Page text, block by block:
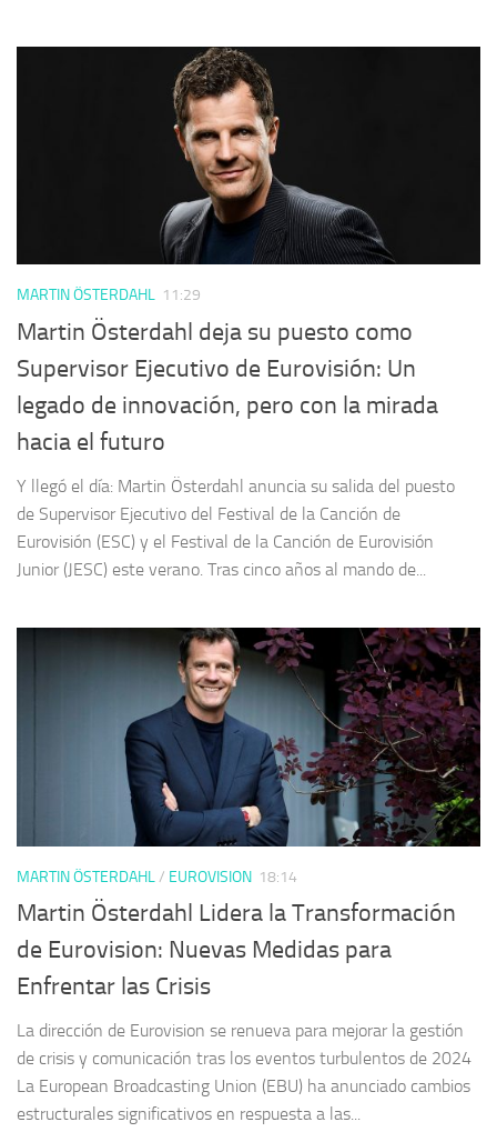
MARTIN ÖSTERDAHL 11:29
Martin Österdahl deja su puesto como
Supervisor Ejecutivo de Eurovisión: Un
legado de innovación, pero con la mirada
hacia el futuro
Y llegó el día: Martin Österdahl anuncia su salida del puesto
de Supervisor Ejecutivo del Festival de la Canción de
Eurovisión (ESC) y el Festival de la Canción de Eurovisión
Junior (JESC) este verano. Tras cinco años al mando de...
MARTIN ÖSTERDAHL/ EUROVISION 18:14
Martin Österdahl Lidera la Transformación
de Eurovision: Nuevas Medidas para
Enfrentar las Crisis
La dirección de Eurovision se renueva para mejorar la gestión
de crisis y comunicación tras los eventos turbulentos de 2024
La European Broadcasting Union (EBU) ha anunciado cambios
estructurales significativos en respuesta a las...